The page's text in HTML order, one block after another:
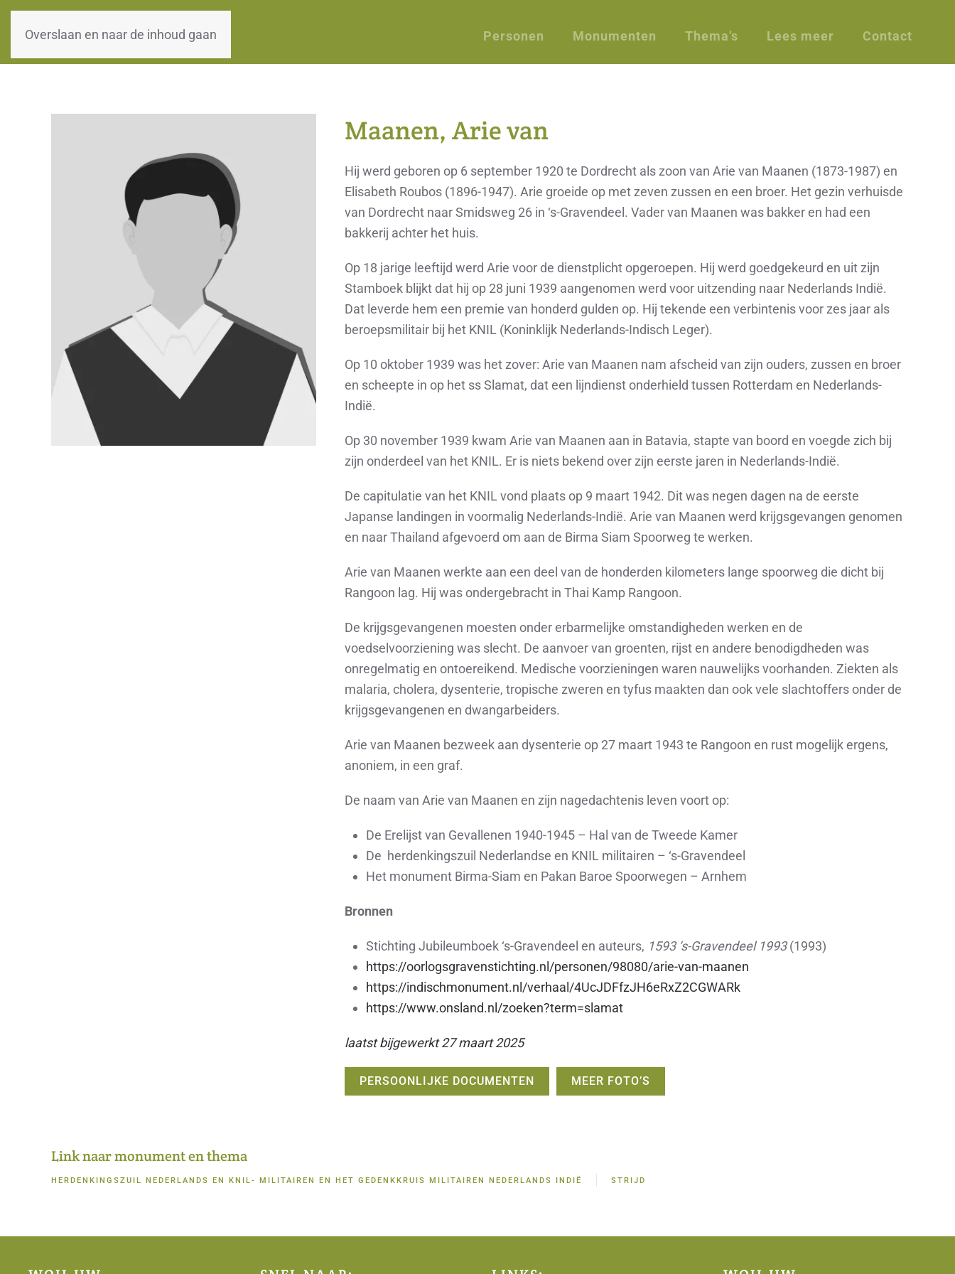
Overslaan en naar de inhoud gaan
WOII-HW Personen Monumenten Thema’s Lees meer Contact
Maanen, Arie van
Hij werd geboren op 6 september 1920 te Dordrecht als zoon van Arie van Maanen (1873-1987) en
Elisabeth Roubos (1896-1947). Arie groeide op met zeven zussen en een broer. Het gezin verhuisde
van Dordrecht naar Smidsweg 26 in ‘s-Gravendeel. Vader van Maanen was bakker en had een
bakkerij achter het huis.
Op 18 jarige leeftijd werd Arie voor de dienstplicht opgeroepen. Hij werd goedgekeurd en uit zijn
Stamboek blijkt dat hij op 28 juni 1939 aangenomen werd voor uitzending naar Nederlands Indië.
Dat leverde hem een premie van honderd gulden op. Hij tekende een verbintenis voor zes jaar als
beroepsmilitair bij het KNIL (Koninklijk Nederlands-Indisch Leger).
Op 10 oktober 1939 was het zover: Arie van Maanen nam afscheid van zijn ouders, zussen en broer
en scheepte in op het ss Slamat, dat een lijndienst onderhield tussen Rotterdam en Nederlands-
Indië.
Op 30 november 1939 kwam Arie van Maanen aan in Batavia, stapte van boord en voegde zich bij
zijn onderdeel van het KNIL. Er is niets bekend over zijn eerste jaren in Nederlands-Indië.
De capitulatie van het KNIL vond plaats op 9 maart 1942. Dit was negen dagen na de eerste
Japanse landingen in voormalig Nederlands-Indië. Arie van Maanen werd krijgsgevangen genomen
en naar Thailand afgevoerd om aan de Birma Siam Spoorweg te werken.
Arie van Maanen werkte aan een deel van de honderden kilometers lange spoorweg die dicht bij
Rangoon lag. Hij was ondergebracht in Thai Kamp Rangoon.
De krijgsgevangenen moesten onder erbarmelijke omstandigheden werken en de
voedselvoorziening was slecht. De aanvoer van groenten, rijst en andere benodigdheden was
onregelmatig en ontoereikend. Medische voorzieningen waren nauwelijks voorhanden. Ziekten als
malaria, cholera, dysenterie, tropische zweren en tyfus maakten dan ook vele slachtoffers onder de
krijgsgevangenen en dwangarbeiders.
Arie van Maanen bezweek aan dysenterie op 27 maart 1943 te Rangoon en rust mogelijk ergens,
anoniem, in een graf.
De naam van Arie van Maanen en zijn nagedachtenis leven voort op:
De Erelijst van Gevallenen 1940-1945 – Hal van de Tweede Kamer
De herdenkingszuil Nederlandse en KNIL militairen – ‘s-Gravendeel
Het monument Birma-Siam en Pakan Baroe Spoorwegen – Arnhem
Bronnen
Stichting Jubileumboek ‘s-Gravendeel en auteurs, 1593 ‘s-Gravendeel 1993(1993)
https://oorlogsgravenstichting.nl/personen/98080/arie-van-maanen
https://indischmonument.nl/verhaal/4UcJDFfzJH6eRxZ2CGWARk
https://www.onsland.nl/zoeken?term=slamat
laatst bijgewerkt 27 maart 2025
PERSOONLIJKE DOCUMENTEN MEER FOTO’S
Link naar monument en thema
HERDENKINGSZUIL NEDERLANDS EN KNIL- MILITAIREN EN HET GEDENKKRUIS MILITAIREN NEDERLANDS INDIË STRIJD